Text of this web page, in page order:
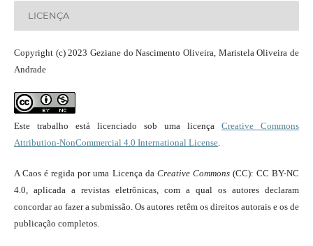
LICENÇA
Copyright (c) 2023 Geziane do Nascimento Oliveira, Maristela Oliveira de
Andrade
Este trabalho está licenciado sob uma licençaCreative Commons
Attribution-NonCommercial 4.0 International License.
A Caos é regida por uma Licença da Creative Commons(CC): CC BY-NC
4.0, aplicada a revistas eletrônicas, com a qual os autores declaram
concordar ao fazer a submissão. Os autores retêm os direitos autorais e os de
publicação completos.